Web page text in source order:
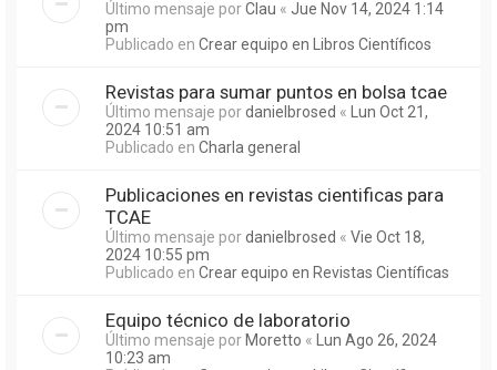
Último mensaje porClau « Jue Nov 14, 2024 1:14
pm
Publicado en Crear equipo en Libros Científicos
Revistas para sumar puntos en bolsa tcae
Último mensaje pordanielbrosed « Lun Oct 21,
2024 10:51 am
Publicado en Charla general
Publicaciones en revistas cientificas para
TCAE
Último mensaje pordanielbrosed « Vie Oct 18,
2024 10:55 pm
Publicado en Crear equipo en Revistas Científicas
Equipo técnico de laboratorio
Último mensaje por Moretto « Lun Ago 26, 2024
10:23 am